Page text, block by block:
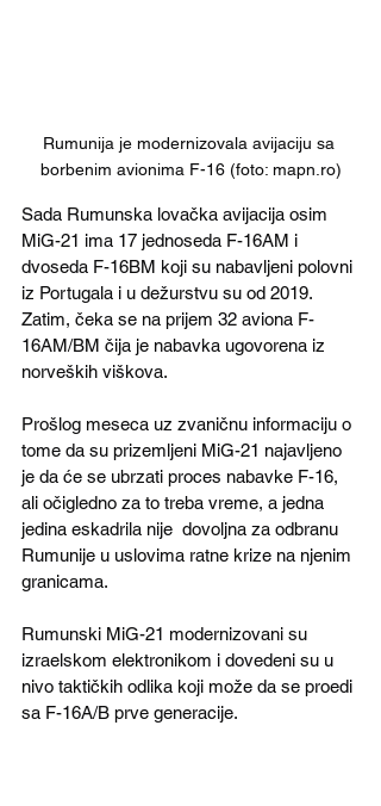
Rumunija je modernizovala avijaciju sa
borbenim avionima F-16 (foto: mapn.ro)
Sada Rumunska lovačka avijacija osim
MiG-21 ima 17 jednoseda F-16AM i
dvoseda F-16BM koji su nabavljeni polovni
iz Portugala i u dežurstvu su od 2019.
Zatim, čeka se na prijem 32 aviona F-
16AM/BM čija je nabavka ugovorena iz
norveških viškova.
Prošlog meseca uz zvaničnu informaciju o
tome da su prizemljeni MiG-21 najavljeno
je da će se ubrzati proces nabavke F-16,
ali očigledno za to treba vreme, a jedna
jedina eskadrila nije  dovoljna za odbranu
Rumunije u uslovima ratne krize na njenim
granicama.
Rumunski MiG-21 modernizovani su
izraelskom elektronikom i dovedeni su u
nivo taktičkih odlika koji može da se proedi
sa F-16A/B prve generacije.